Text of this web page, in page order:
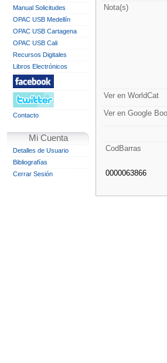
Manual Solicitudes
OPAC USB Medellín
OPAC USB Cartagena
OPAC USB Cali
Recursos Digitales
Libros Electrónicos
Contacto
Mi Cuenta
Detalles de Usuario
Bibliografías
Cerrar Sesión
Nota(s)
Ver en WorldCat
Ver en Google
CodBarras
0000063866